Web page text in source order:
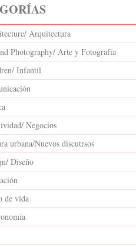
Arquitectura
Photography/ Arte y Fotografía
Infantil
Negocios
urbana/Nuevos discutrsos
Diseño
de vida